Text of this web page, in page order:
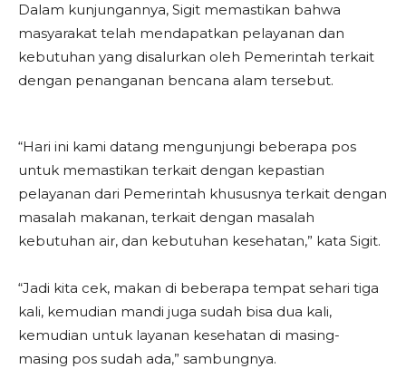
Dalam kunjungannya, Sigit memastikan bahwa
masyarakat telah mendapatkan pelayanan dan
kebutuhan yang disalurkan oleh Pemerintah terkait
dengan penanganan bencana alam tersebut.
“Hari ini kami datang mengunjungi beberapa pos
untuk memastikan terkait dengan kepastian
pelayanan dari Pemerintah khususnya terkait dengan
masalah makanan, terkait dengan masalah
kebutuhan air, dan kebutuhan kesehatan,” kata Sigit.
“Jadi kita cek, makan di beberapa tempat sehari tiga
kali, kemudian mandi juga sudah bisa dua kali,
kemudian untuk layanan kesehatan di masing-
masing pos sudah ada,” sambungnya.